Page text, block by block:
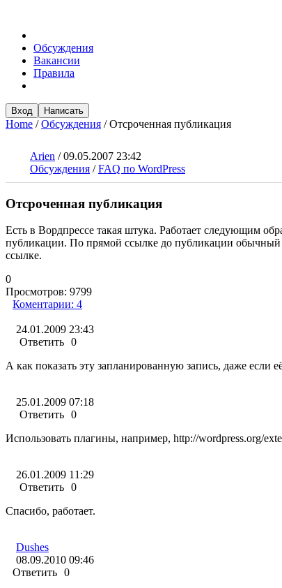
Обсуждения
Вакансии
Правила
Вход Написать
Home /Обсуждения /Отсроченная публикация
Arien /09.05.2007 23:42
Обсуждения /FAQ по WordPress
Отсроченная публикация
Есть в Вордпрессе такая штука. Работает следующим
публикации. По прямой ссылке до публикации обычный
ссылке.
0
Просмотров: 9799
Коментарии: 4
24.01.2009 23:43
Ответить 0
А как показать эту запланированную запись, даже если
25.01.2009 07:18
Ответить 0
Использовать плагины, например, http://wordpress.org/
26.01.2009 11:29
Ответить 0
Спасибо, работает.
Dushes
08.09.2010 09:46
Ответить 0